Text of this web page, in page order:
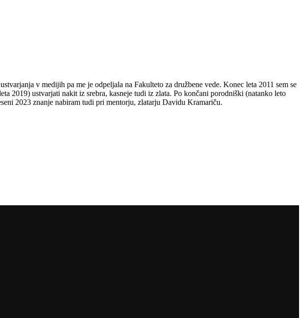
v medijih pa me je odpeljala na Fakulteto za družbene vede. Konec leta 2011 sem se
2019) ustvarjati nakit iz srebra, kasneje tudi iz zlata. Po končani porodniški (natanko leto
2023 znanje nabiram tudi pri mentorju, zlatarju Davidu Kramariču.